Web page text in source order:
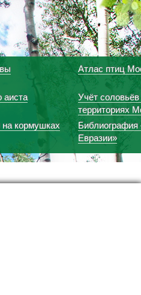
Атлас птиц
аиста
Учёт
территориях
кормушках
Евразии»